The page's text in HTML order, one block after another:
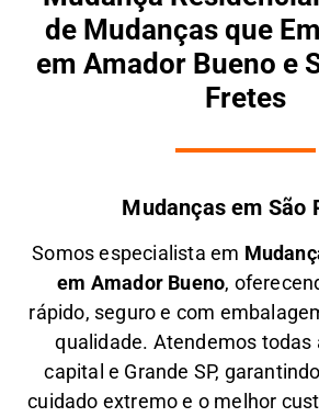
de Mudanças que
em Amador Bueno e
Fretes
Mudanças em São
Somos especialista em M
em Amador Bueno,
rápido, seguro e com
qualidade. Atendemos todas
capital e Grande SP,
cuidado extremo e o melhor